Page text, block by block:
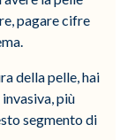
pagare cifre
della pelle, hai
più
segmento di